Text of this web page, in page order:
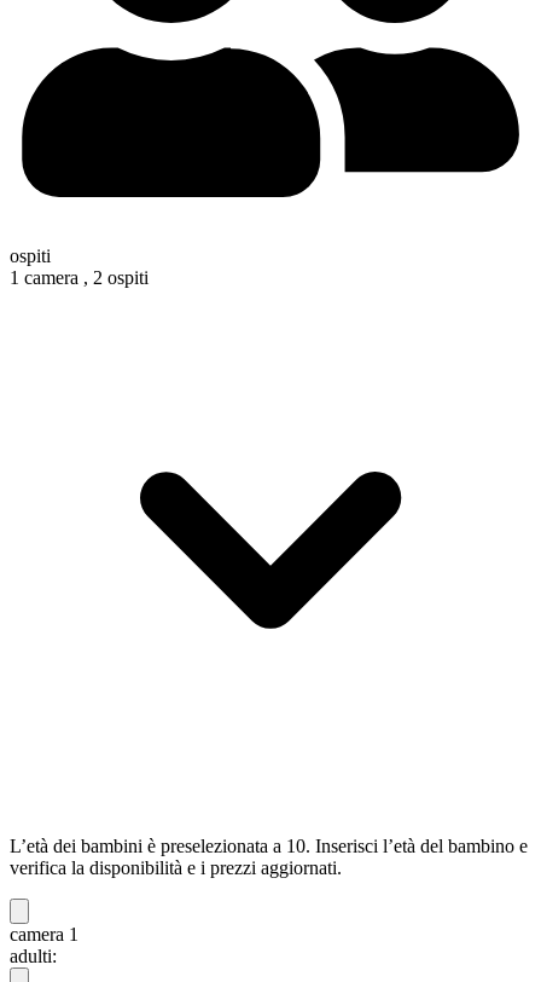
ospiti
1 camera , 2 ospiti
L’età dei bambini è preselezionata a 10. Inserisci l’età del bambino e
verifica la disponibilità e i prezzi aggiornati.
camera 1
adulti: